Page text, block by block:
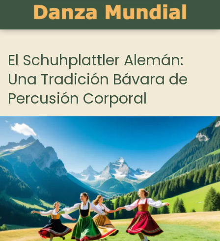
El Schuhplattler Alemán:
Una Tradición Bávara de
Percusión Corporal